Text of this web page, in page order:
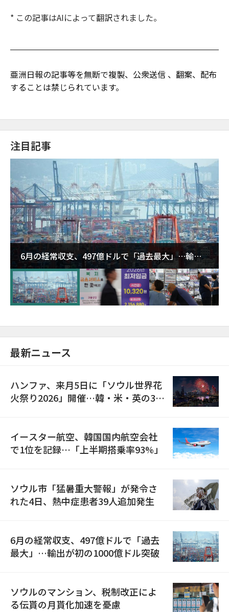
* この記事はAIによって翻訳されました。
亜洲日報の記事等を無断で複製、公衆送信 、翻案、配布
することは禁じられています。
注目記事
6月の経常収支、497億ドルで「過去最大」…輸出
が初の1000億ドル突破
最新ニュース
ハンファ、来月5日に「ソウル世界花
火祭り2026」開催…韓・米・英の3カ
イースター航空、韓国国内航空会社
で1位を記録…「上半期搭乗率93%」
ソウル市「猛暑重大警報」が発令さ
れた4日、熱中症患者39人追加発生
6月の経常収支、497億ドルで「過去
最大」…輸出が初の1000億ドル突破
ソウルのマンション、税制改正によ
る伝貰の月貰化加速を憂慮